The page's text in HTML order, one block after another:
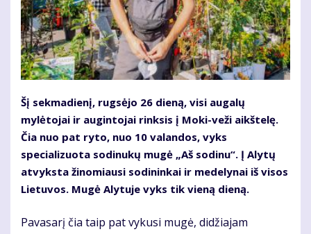
Šį sekmadienį, rugsėjo 26 dieną, visi augalų
mylėtojai ir augintojai rinksis į Moki-veži aikštelę.
Čia nuo pat ryto, nuo 10 valandos, vyks
specializuota sodinukų mugė „Aš sodinu“. Į Alytų
atvyksta žinomiausi sodininkai ir medelynai iš visos
Lietuvos. Mugė Alytuje vyks tik vieną dieną.
Pavasarį čia taip pat vykusi mugė, didžiajam